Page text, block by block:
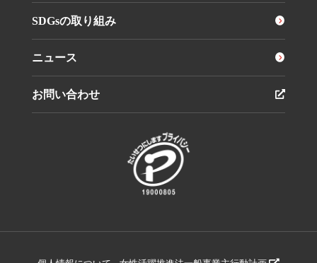
SDGsの取り組み
ニュース
お問い合わせ